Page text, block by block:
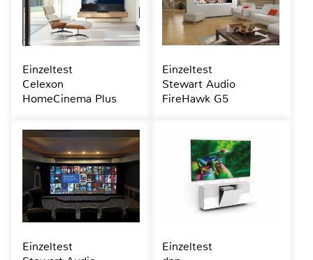
Einzeltest
Celexon
HomeCinema Plus
Einzeltest
Stewart Audio
FireHawk G5
Einzeltest
Einzeltest